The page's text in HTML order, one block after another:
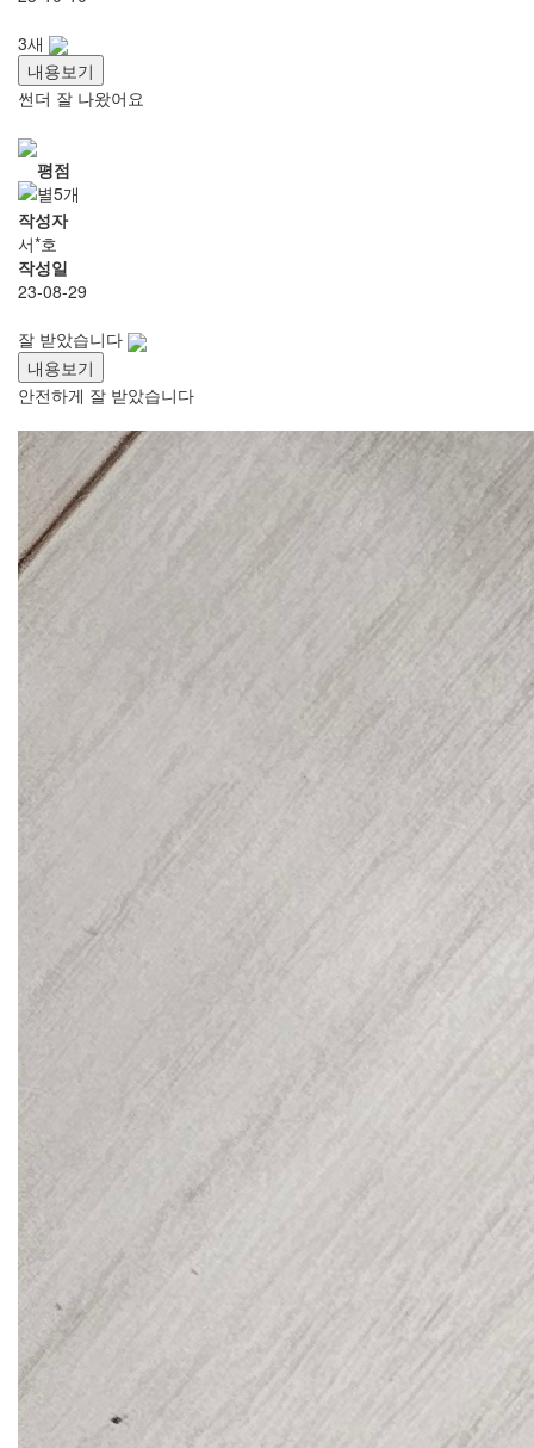
3새
내용보기
썬더 잘 나왔어요
평점
작성자
서*호
작성일
23-08-29
잘 받았습니다
내용보기
안전하게 잘 받았습니다